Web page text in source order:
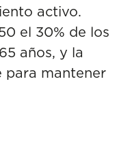
activo.
el 30% de los
años, y la
para mantener